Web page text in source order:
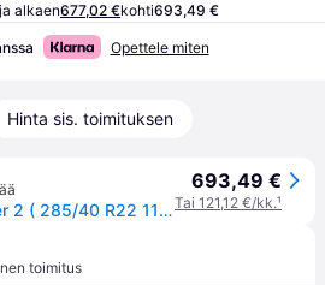
alkaen677,02 €kohti693,49 €
Opettele miten
Hinta sis. toimituksen
Pirelli Scorpion Winter 2 ( 285/40 R22 110W XL Elect, L1 )
693,49 €
Tai 121,12 €/kk.¹
toimitus